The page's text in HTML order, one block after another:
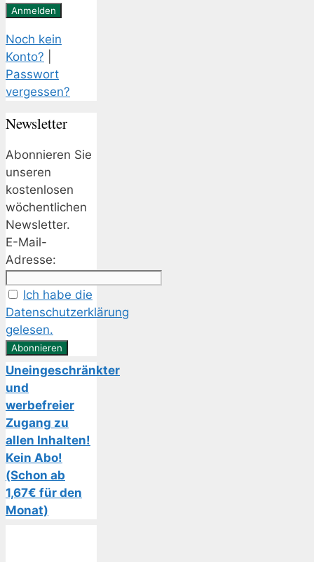
Noch kein
Konto?
Passwort
vergessen?
Newsletter
Abonnieren Sie
unseren
kostenlosen
wöchentlichen
Newsletter.
E-Mail-
Adresse:
Ich habe die
Datenschutzerklärung
gelesen.
Uneingeschränkter
und
werbefreier
Zugang zu
allen Inhalten!
Kein Abo!
(Schon ab
1,67€ für den
Monat)